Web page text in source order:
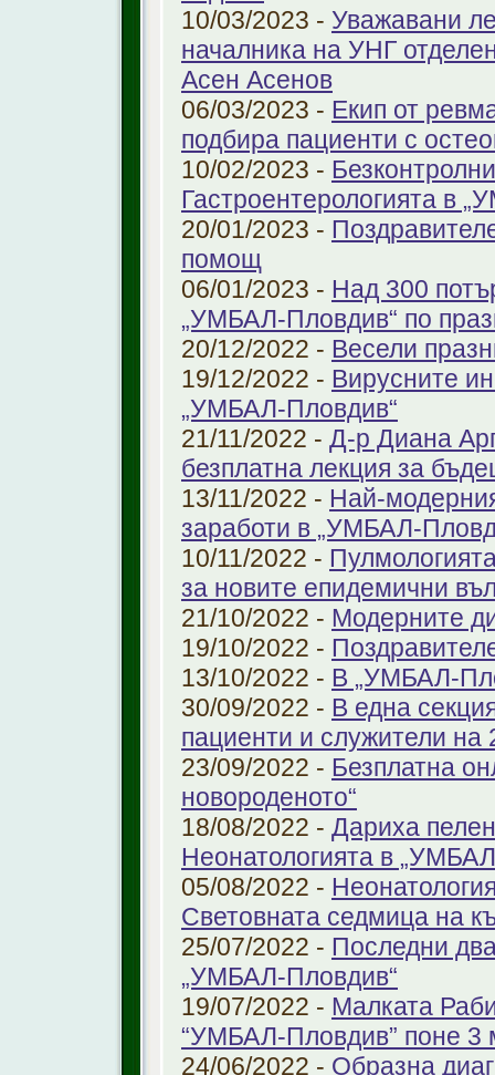
10/03/2023 - Уважавани
началника на УНГ
Асен Асенов
06/03/2023 - Екип от
подбира пациенти с
10/02/2023 -
Гастроентерологията в
20/01/2023 -
помощ
06/01/2023 - Над 300
„УМБАЛ-Пловдив“ по
20/12/2022 - Весели
19/12/2022 - Вирусните
„УМБАЛ-Пловдив“
21/11/2022 - Д-р Диана
безплатна лекция за
13/11/2022 - Най-
заработи в „УМБАЛ-
10/11/2022 -
за новите епидемични
21/10/2022 - Модерните
19/10/2022 -
13/10/2022 - В „УМБАЛ-
30/09/2022 - В една
пациенти и служители на
23/09/2022 - Безплатна
новороденото“
18/08/2022 - Дариха
Неонатологията в
05/08/2022 -
Световната седмица на
25/07/2022 - Последни
„УМБАЛ-Пловдив“
19/07/2022 - Малката
“УМБАЛ-Пловдив” поне 3
24/06/2022 - Образна